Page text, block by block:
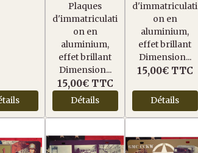
Plaques
d'immatriculati
on en
aluminium,
effet brillant
Dimension...
15,00€ TTC
Détails
d'immatriculati
on en
aluminium,
effet brillant
Dimension...
15,00€ TTC
Détails